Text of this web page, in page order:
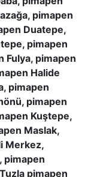
pimapen
Duatepe,
pimapen
Fulya, pimapen
Halide
pimapen
pimapen
Kuştepe,
Maslak,
Merkez,
pimapen
pimapen